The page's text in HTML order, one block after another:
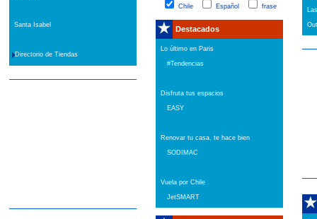
Santa Isabel
Directorio de Tiendas
Chile Español frase
Destacados
Lo último en Paris
#Tendencias
Disfruta tus espacios
EASY
Renovar tu casa, te hace bien
SODIMAC
Vuela por Chile
JetSMART